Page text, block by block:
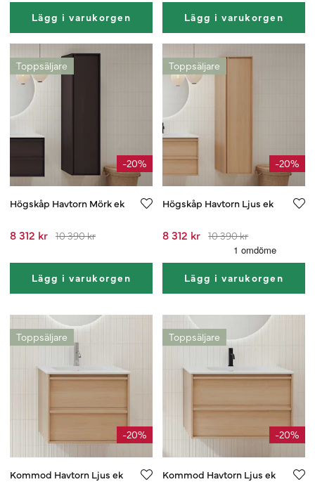
Lägg i varukorgen Lägg i varukorgen
Toppsäljare
-20%
Högskåp Havtorn Mörk ek
8 312 kr 10 390 kr
Lägg i varukorgen
Toppsäljare
-20%
Högskåp Havtorn Ljus ek
8 312 kr 10 390 kr
Lägg i varukorgen
Toppsäljare
-20%
Kommod Havtorn Ljus ek
Toppsäljare
-20%
Kommod Havtorn Ljus ek